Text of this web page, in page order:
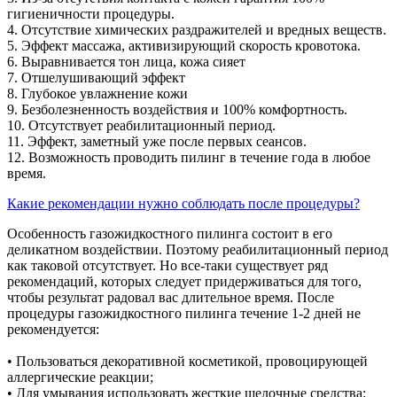
гигиеничности процедуры.
4. Отсутствие химических раздражителей и вредных веществ.
5. Эффект массажа, активизирующий скорость кровотока.
6. Выравнивается тон лица, кожа сияет
7. Отшелушивающий эффект
8. Глубокое увлажнение кожи
9. Безболезненность воздействия и 100% комфортность.
10. Отсутствует реабилитационный период.
11. Эффект, заметный уже после первых сеансов.
12. Возможность проводить пилинг в течение года в любое
время.
Какие рекомендации нужно соблюдать после процедуры?
Особенность газожидкостного пилинга состоит в его
деликатном воздействии. Поэтому реабилитационный период
как таковой отсутствует. Но все-таки существует ряд
рекомендаций, которых следует придерживаться для того,
чтобы результат радовал вас длительное время. После
процедуры газожидкостного пилинга течение 1-2 дней не
рекомендуется:
• Пользоваться декоративной косметикой, провоцирующей
аллергические реакции;
• Для умывания использовать жесткие щелочные средства;